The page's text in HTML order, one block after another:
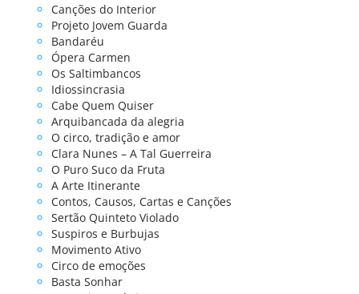
Canções do Interior
Projeto Jovem Guarda
Bandaréu
Ópera Carmen
Os Saltimbancos
Idiossincrasia
Cabe Quem Quiser
Arquibancada da alegria
O circo, tradição e amor
Clara Nunes – A Tal Guerreira
O Puro Suco da Fruta
A Arte Itinerante
Contos, Causos, Cartas e Canções
Sertão Quinteto Violado
Suspiros e Burbujas
Movimento Ativo
Circo de emoções
Basta Sonhar